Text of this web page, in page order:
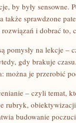
by były sensowne.
także sprawdzone
i dobrać to,
pomysły na lekcje
gdy brakuje
można je przerobić
– czyli temat,
rubryk,
budowanie